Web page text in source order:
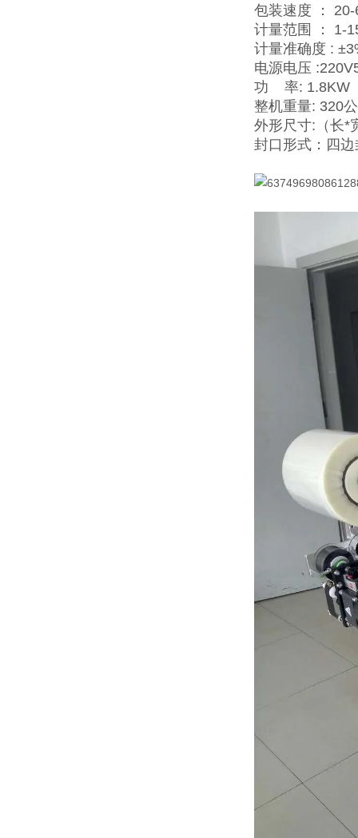
包装速度 ：
计量范围 ： 1-
计量准确度 :
电源电压
功 率: 1.8KW
整机重量: 320
外形尺寸:（长*
封口形式：四